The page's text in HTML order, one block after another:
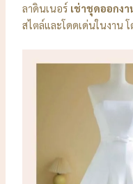
ลาดินเนอร์ เช่าชุดออกงา
สไตล์และโดดเด่นในงาน